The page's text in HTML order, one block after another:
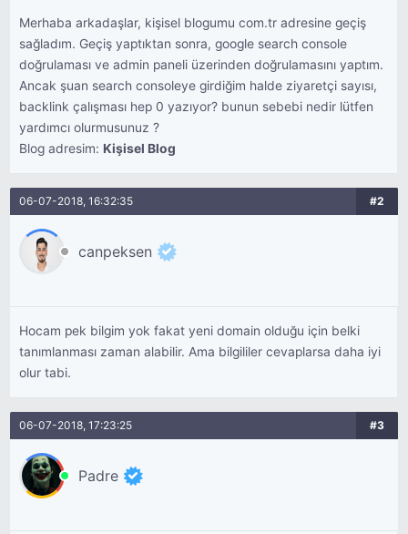
Merhaba arkadaşlar, kişisel blogumu com.tr adresine geçiş
sağladım. Geçiş yaptıktan sonra, google search console
doğrulaması ve admin paneli üzerinden doğrulamasını yaptım.
Ancak şuan search consoleye girdiğim halde ziyaretçi sayısı,
backlink çalışması hep 0 yazıyor? bunun sebebi nedir lütfen
yardımcı olurmusunuz ?
Blog adresim: Kişisel Blog
06-07-2018, 16:32:35 #2
canpeksen
Hocam pek bilgim yok fakat yeni domain olduğu için belki
tanımlanması zaman alabilir. Ama bilgililer cevaplarsa daha iyi
olur tabi.
06-07-2018, 17:23:25 #3
Padre